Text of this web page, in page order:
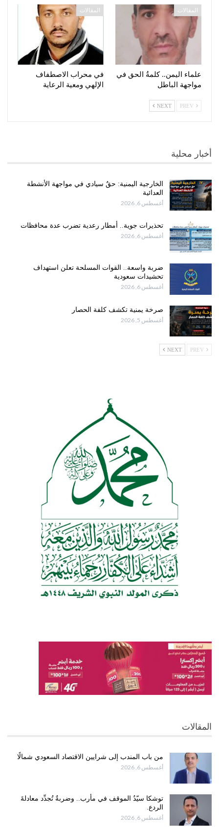
المقالات
علماء اليمن.. كلمةُ الحق في
مواجهة الباطل
المقالات
في محراب الاصطفاف
الإلهي ومعية الرعاية
NEXT
أخبار محلية
الخارجية اليمنية: حقٌ سيادي في مواجهة الأنشطة
العدائية
أغسطس 6, 2026
تحذيرات جوية.. أمطار رعدية تضرب عدة محافظات
أغسطس 6, 2026
ضربة واسعة.. القوات المسلحة تعلن استهداف
تحشيدات سعودية
أغسطس 6, 2026
صرخة يمنية تكشف كلفة الحصار
أغسطس 5, 2026
NEXT
المقالات
من باب المندب إلى شرايين الاقتصاد السعودي شمالًا
أغسطس 6, 2026
توشكا سيّدُ الموقف في مأرب.. وضربةٌ تُجدِّد معادلةَ
الردع.
أغسطس 6, 2026